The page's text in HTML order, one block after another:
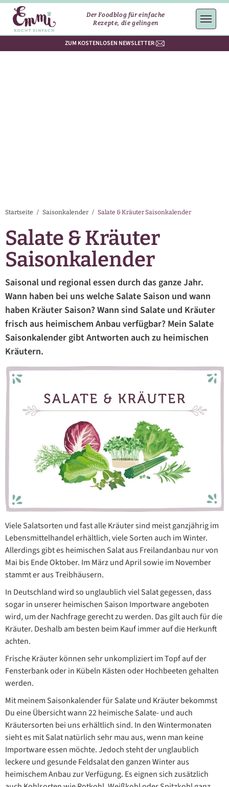
Der Foodblog für einfache
Rezepte, die gelingen
ZUM KOSTENLOSEN NEWSLETTER
Startseite / Saisonkalender / Salate & Kräuter Saisonkalender
Salate & Kräuter
Saisonkalender
Saisonal und regional essen durch das ganze Jahr.
Wann haben bei uns welche Salate Saison und wann
haben Kräuter Saison? Wann sind Salate und Kräuter
frisch aus heimischem Anbau verfügbar? Mein Salate
Saisonkalender gibt Antworten auch zu heimischen
Kräutern.
Viele Salatsorten und fast alle Kräuter sind meist ganzjährig im
Lebensmittelhandel erhältlich, viele Sorten auch im Winter.
Allerdings gibt es heimischen Salat aus Freilandanbau nur von
Mai bis Ende Oktober. Im März und April sowie im November
stammt er aus Treibhäusern.
In Deutschland wird so unglaublich viel Salat gegessen, dass
sogar in unserer heimischen Saison Importware angeboten
wird, um der Nachfrage gerecht zu werden. Das gilt auch für die
Kräuter. Deshalb am besten beim Kauf immer auf die Herkunft
achten.
Frische Kräuter können sehr unkompliziert im Topf auf der
Fensterbank oder in Kübeln Kästen oder Hochbeeten gehalten
werden.
Mit meinem Saisonkalender für Salate und Kräuter bekommst
Du eine Übersicht wann 22 heimische Salate- und auch
Kräutersorten bei uns erhältlich sind. In den Wintermonaten
sieht es mit Salat natürlich sehr mau aus, wenn man keine
Importware essen möchte. Jedoch steht der unglaublich
leckere und gesunde Feldsalat den ganzen Winter aus
heimischem Anbau zur Verfügung. Es eignen sich zusätzlich